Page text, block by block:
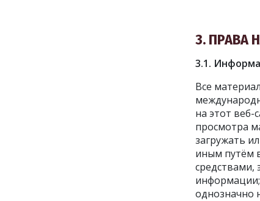
3. ПРАВА
3.1.
Все
на этот веб-
просмотра
загружать
иным путём
средствами,
информации;
однозначно